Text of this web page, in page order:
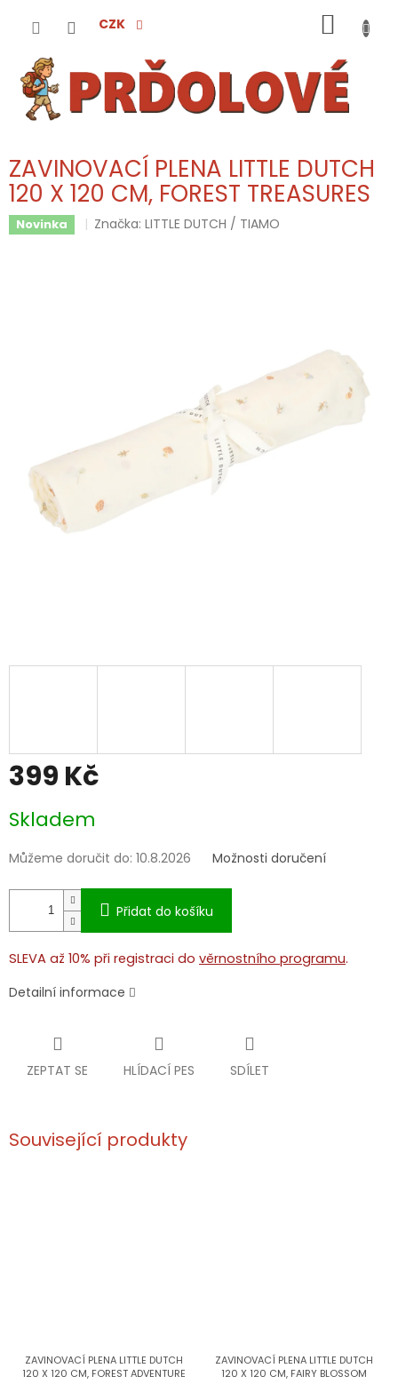
CZK
KOŠÍK
ZAVINOVACÍ PLENA LITTLE DUTCH
120 X 120 CM, FOREST TREASURES
Novinka Značka:LITTLE DUTCH / TIAMO
399 Kč
cena:
Skladem
Můžeme doručit do: 10.8.2026 Možnosti doručení
Přidat do košíku
SLEVA až 10% při registraci do věrnostního programu.
Detailní informace
ZEPTAT SE HLÍDACÍ PES SDÍLET
Související produkty
ZAVINOVACÍ PLENA LITTLE DUTCH
120 X 120 CM, FOREST ADVENTURE
ZAVINOVACÍ PLENA LITTLE DUTCH
120 X 120 CM, FAIRY BLOSSOM